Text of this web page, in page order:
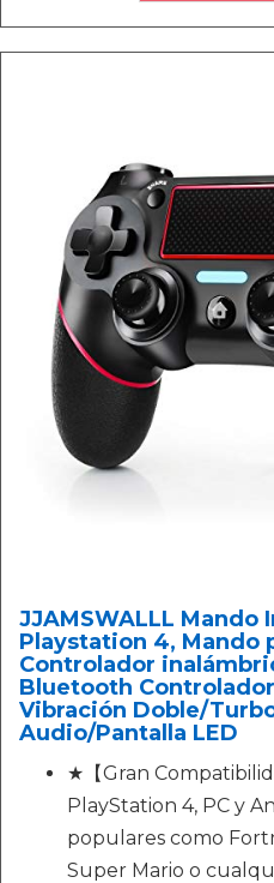
JJAMSWALLL Mando
Playstation 4, Mando
Controlador
Bluetooth
Vibración Doble/
Audio/Pantalla LED
★【Gran
PlayStation 4, PC y
populares como
Super Mario o